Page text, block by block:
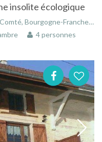
insolite écologique
Franche-Comté, France
4 personnes